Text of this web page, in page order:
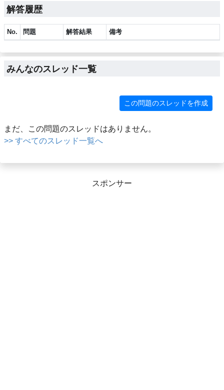
解答履歴
No. 問題 解答結果 備考
みんなのスレッド一覧
この問題のスレッドを作成
まだ、この問題のスレッドはありません。
>> すべてのスレッド一覧へ
スポンサー